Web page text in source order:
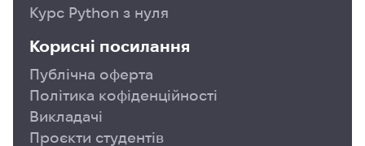
Курс Python з нуля
Корисні посилання
Публічна оферта
Політика кофіденційності
Викладачі
Проєкти студентів